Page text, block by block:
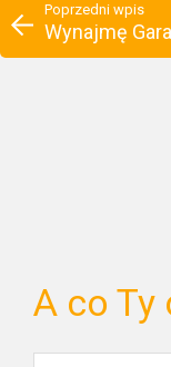
Poprzedni wpis
Wynajmę
A co Ty